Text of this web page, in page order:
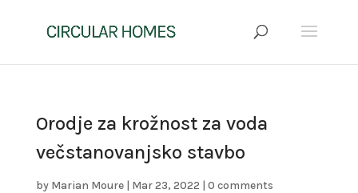
Orodje za krožnost za voda
večstanovanjsko stavbo
by Marian Moure| Mar 23, 2022 | 0 comments